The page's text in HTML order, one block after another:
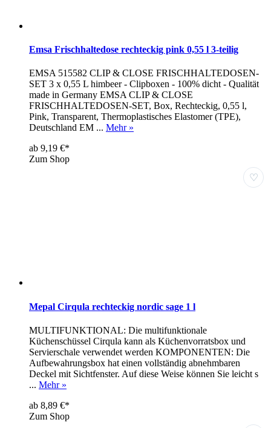
Emsa Frischhaltedose rechteckig pink 0,55 l 3-teilig
EMSA 515582 CLIP & CLOSE FRISCHHALTEDOSEN-
SET 3 x 0,55 L himbeer - Clipboxen - 100% dicht - Qualität
made in Germany EMSA CLIP & CLOSE
FRISCHHALTEDOSEN-SET, Box, Rechteckig, 0,55 l,
Pink, Transparent, Thermoplastisches Elastomer (TPE),
Deutschland EM ... Mehr »
ab 9,19 €*
Zum Shop
♡
Mepal Cirqula rechteckig nordic sage 1 l
MULTIFUNKTIONAL: Die multifunktionale
Küchenschüssel Cirqula kann als Küchenvorratsbox und
Servierschale verwendet werden KOMPONENTEN: Die
Aufbewahrungsbox hat einen vollständig abnehmbaren
Deckel mit Sichtfenster. Auf diese Weise können Sie leicht s
... Mehr »
ab 8,89 €*
Zum Shop